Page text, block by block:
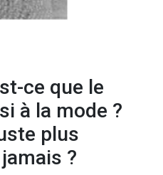
ce que le
à la mode ?
plus
?